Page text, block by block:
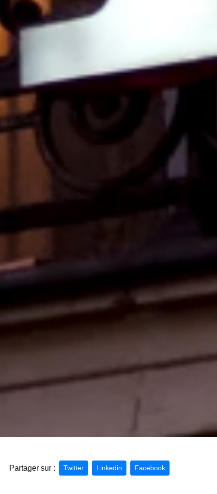
Partager sur : Twitter Linkedin Facebook